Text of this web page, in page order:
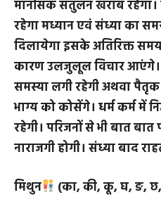
आज का दिन विविध समस्याए
सुधारने पर जोर देंगे उसे छोड़
मानसिक संतुलन खराब रहेगा।
रहेगा मध्यान एवं संध्या का
दिलायेगा इसके अतिरिक्त
कारण उलजुलूल विचार
समस्या लगी रहेगी अथवा
भाग्य को कोसेंगे। धर्म कर्म में
रहेगी। परिजनों से भी बात बात
नाराजगी होगी। संध्या बाद